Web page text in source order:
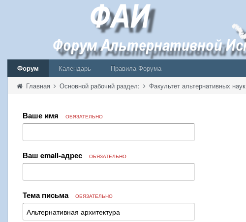
Форум Календарь
Правила Форума
Главная Основной рабочий раздел: Факультет альтернативных наук
Ваше имя ОБЯЗАТЕЛЬНО
Ваш email-адрес ОБЯЗАТЕЛЬНО
Тема письма ОБЯЗАТЕЛЬНО